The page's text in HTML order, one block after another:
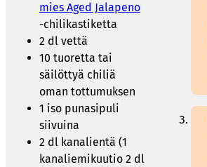
mies Aged Jalapeno
-chilikastiketta
2 dl vettä
10 tuoretta tai
säilöttyä chiliä
oman tottumuksen
1 iso punasipuli
siivuina
2 dl kanalientä (1
kanaliemikuutio 2 dl